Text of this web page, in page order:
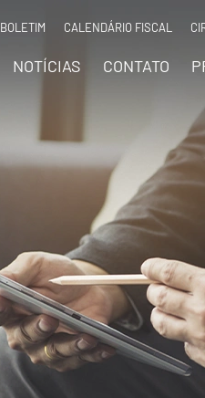
BOLETIM CALENDÁRIO FISCAL
NOTÍCIAS CONTATO